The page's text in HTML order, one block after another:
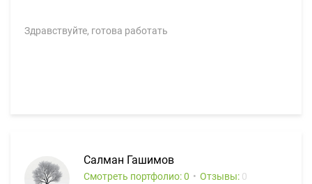
Здравствуйте, готова работать
Салман Гашимов
Смотреть портфолио: 0 Отзывы: 0